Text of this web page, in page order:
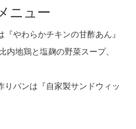
ニュー
やわらかチキンの甘酢あん』
地鶏と塩麹の野菜スープ、
りパンは『自家製サンドウィッ